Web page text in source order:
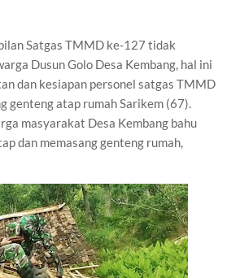
Satgas TMMD ke-127 tidak
Dusun Golo Desa Kembang, hal ini
dan kesiapan personel satgas TMMD
genteng atap rumah Sarikem (67).
masyarakat Desa Kembang bahu
dan memasang genteng rumah,